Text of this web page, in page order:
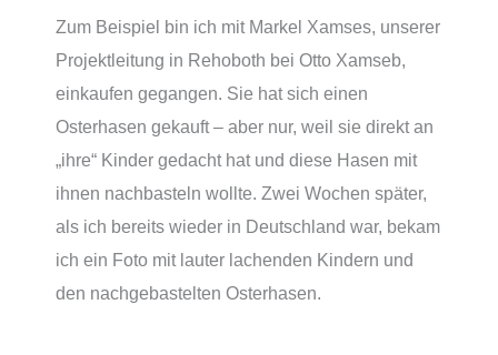
Zum Beispiel bin ich mit Markel Xamses, unserer
Projektleitung in Rehoboth bei Otto Xamseb,
einkaufen gegangen. Sie hat sich einen
Osterhasen gekauft – aber nur, weil sie direkt an
„ihre“ Kinder gedacht hat und diese Hasen mit
ihnen nachbasteln wollte. Zwei Wochen später,
als ich bereits wieder in Deutschland war, bekam
ich ein Foto mit lauter lachenden Kindern und
den nachgebastelten Osterhasen.